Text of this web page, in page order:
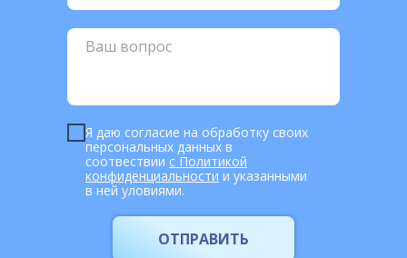
Я даю согласие на обработку своих
персональных данных в
соотвествии с Политикой
конфиденциальности и указанными
в ней уловиями.
ОТПРАВИТЬ